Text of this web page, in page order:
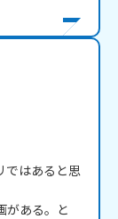
ではあると思
がある。と